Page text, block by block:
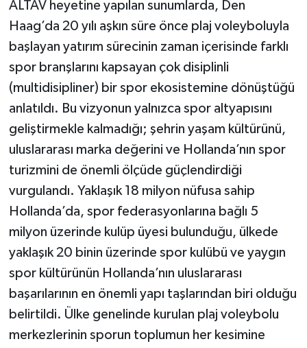
ALTAV heyetine yapılan sunumlarda, Den
Haag’da 20 yılı aşkın süre önce plaj voleyboluyla
başlayan yatırım sürecinin zaman içerisinde farklı
spor branşlarını kapsayan çok disiplinli
(multidisipliner) bir spor ekosistemine dönüştüğü
anlatıldı. Bu vizyonun yalnızca spor altyapısını
geliştirmekle kalmadığı; şehrin yaşam kültürünü,
uluslararası marka değerini ve Hollanda’nın spor
turizmini de önemli ölçüde güçlendirdiği
vurgulandı. Yaklaşık 18 milyon nüfusa sahip
Hollanda’da, spor federasyonlarına bağlı 5
milyon üzerinde kulüp üyesi bulunduğu, ülkede
yaklaşık 20 binin üzerinde spor kulübü ve yaygın
spor kültürünün Hollanda’nın uluslararası
başarılarının en önemli yapı taşlarından biri olduğu
belirtildi. Ülke genelinde kurulan plaj voleybolu
merkezlerinin sporun toplumun her kesimine